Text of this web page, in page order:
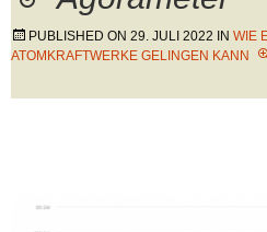
PUBLISHED ON 29. JULI 2022 IN WIE
ATOMKRAFTWERKE GELINGEN KANN